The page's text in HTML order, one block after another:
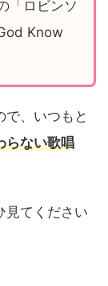
「ロビンソ
Know
で、いつもと
らない歌唱
見てください